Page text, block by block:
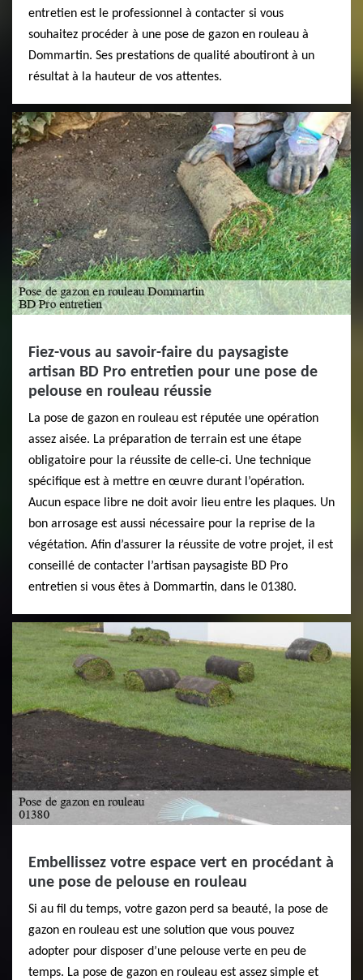
entretien est le professionnel à contacter si vous
souhaitez procéder à une pose de gazon en rouleau à
Dommartin. Ses prestations de qualité aboutiront à un
résultat à la hauteur de vos attentes.
Fiez-vous au savoir-faire du paysagiste
artisan BD Pro entretien pour une pose de
pelouse en rouleau réussie
La pose de gazon en rouleau est réputée une opération
assez aisée. La préparation de terrain est une étape
obligatoire pour la réussite de celle-ci. Une technique
spécifique est à mettre en œuvre durant l’opération.
Aucun espace libre ne doit avoir lieu entre les plaques. Un
bon arrosage est aussi nécessaire pour la reprise de la
végétation. Afin d’assurer la réussite de votre projet, il est
conseillé de contacter l’artisan paysagiste BD Pro
entretien si vous êtes à Dommartin, dans le 01380.
Embellissez votre espace vert en procédant à
une pose de pelouse en rouleau
Si au fil du temps, votre gazon perd sa beauté, la pose de
gazon en rouleau est une solution que vous pouvez
adopter pour disposer d’une pelouse verte en peu de
temps. La pose de gazon en rouleau est assez simple et